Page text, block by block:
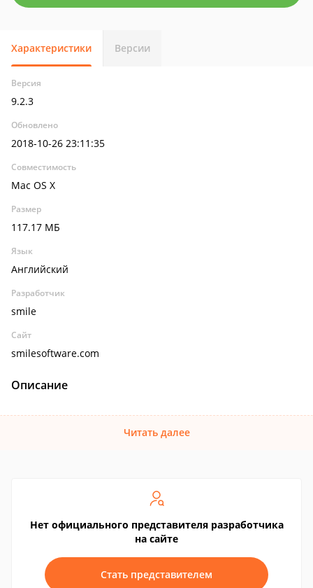
Характеристики Версии
Версия
9.2.3
Обновлено
2018-10-26 23:11:35
Совместимость
Mac OS X
Размер
117.17 МБ
Язык
Английский
Разработчик
smile
Сайт
smilesoftware.com
Описание
Читать далее
Нет официального представителя разработчика
на сайте
Стать представителем